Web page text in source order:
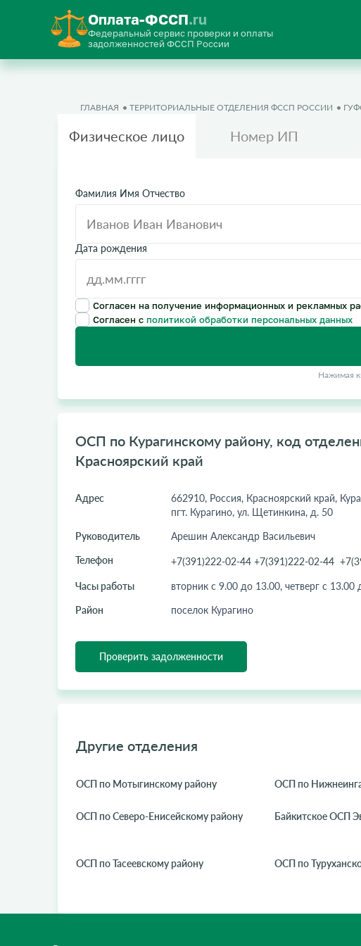
Оплата-ФССП.ru
Федеральный сервис проверки и оплаты
задолженностей ФССП России
ГЛАВНАЯ ТЕРРИТОРИАЛЬНЫЕ ОТДЕЛЕНИЯ ФССП РОССИИ
Физическое лицо Номер ИП
Фамилия Имя Отчество
Дата рождения
Согласен на получение информационных и рекламных
Согласен с политикой обработки персональных данных
Нажимая
ОСП по Курагинскому району, код
Красноярский край
Адрес
662910, Россия, Красноярский край,
пгт. Курагино, ул. Щетинкина, д. 50
Руководитель
Арешин Александр Васильевич
Телефон
+7(391)222-02-44 +7(391)222-02-44
Часы работы
вторник с 9.00 до 13.00, четверг с 13.00
Район
поселок Курагино
Проверить задолженности
Другие отделения
ОСП по Мотыгинскому району ОСП по
ОСП по Северо-Енисейскому району Байкитское ОСП
ОСП по Тасеевскому району ОСП по